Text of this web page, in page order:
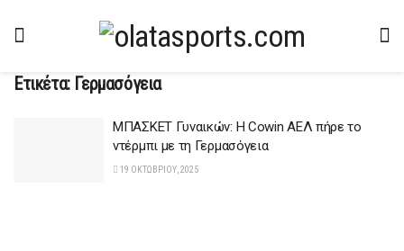
Ετικέτα: Γερμασόγεια
ΜΠΑΣΚΕΤ Γυναικών: Η Cowin ΑΕΛ πήρε το
ντέρμπι με τη Γερμασόγεια
19 ΟΚΤΩΒΡΊΟΥ, 2025